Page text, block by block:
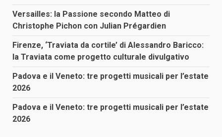
Versailles: la Passione secondo Matteo di
Christophe Pichon con Julian Prégardien
Firenze, ‘Traviata da cortile’ di Alessandro Baricco:
la Traviata come progetto culturale divulgativo
Padova e il Veneto: tre progetti musicali per l’estate
2026
Padova e il Veneto: tre progetti musicali per l’estate
2026